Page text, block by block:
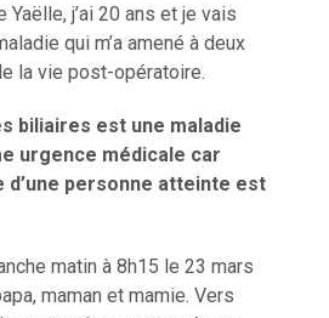
Yaëlle, j’ai 20 ans et je vais
qui m’a amené à deux
la vie post-opératoire.
biliaires est une maladie
urgence médicale car
d’une personne atteinte est
matin à 8h15 le 23 mars
maman et mamie. Vers